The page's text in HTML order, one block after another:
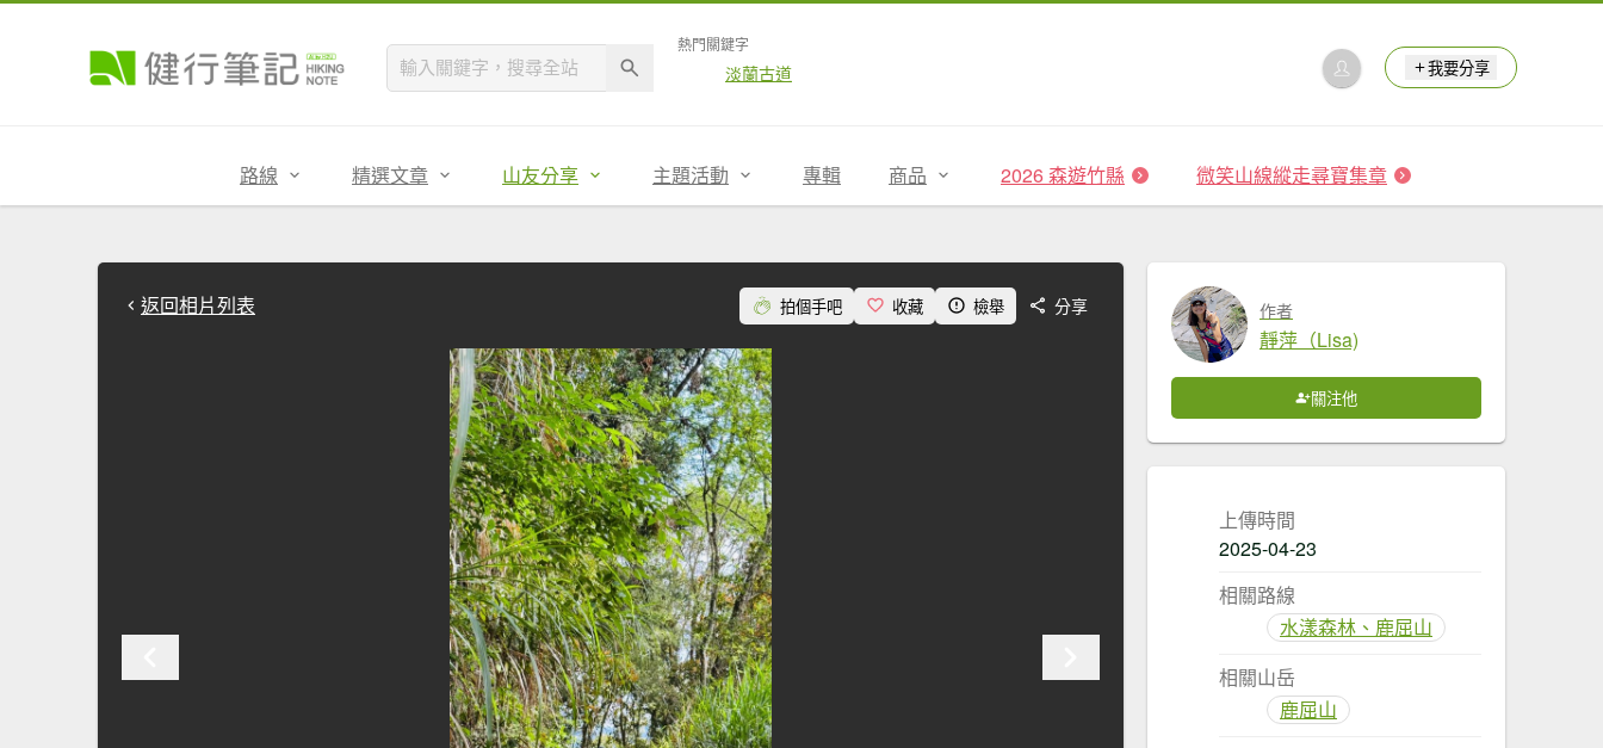
熱門關鍵字
淡蘭古道 我要分享
路線 精選文章 山友分享 主題活動 專輯 商品 2026 森遊竹縣 微笑山線縱走尋寶集章
返回相片列表 拍個手吧 收藏 檢舉 分享 作者
靜萍（Lisa)
關注他
上傳時間
2025-04-23
相關路線
水漾森林、鹿屈山
相關山岳
鹿屈山